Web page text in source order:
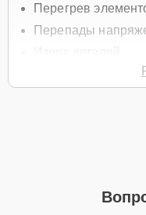
Перегрев
Перепады
Некачественное
Главные